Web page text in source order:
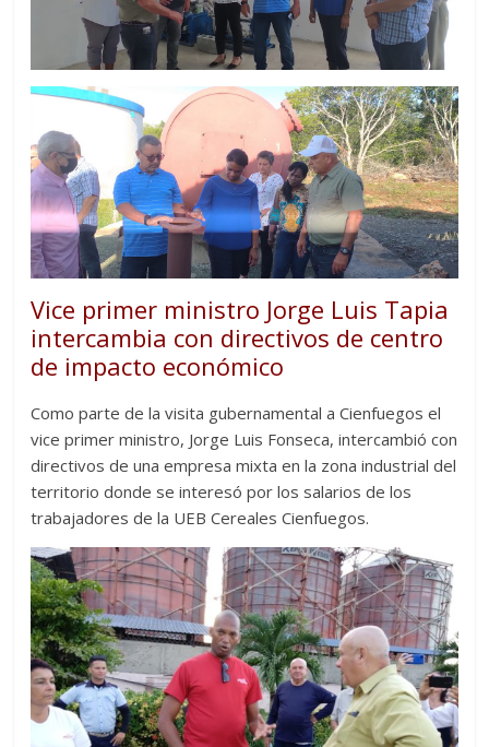
Vice primer ministro Jorge Luis Tapia
intercambia con directivos de centro
de impacto económico
Como parte de la visita gubernamental a Cienfuegos el
vice primer ministro, Jorge Luis Fonseca, intercambió con
directivos de una empresa mixta en la zona industrial del
territorio donde se interesó por los salarios de los
trabajadores de la UEB Cereales Cienfuegos.